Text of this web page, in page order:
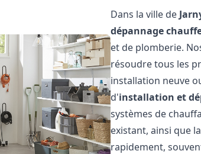
Dans la ville de
dépannage
et de plomberie.
résoudre tous les
installation neuve
d'installation et
systèmes de
existant, ainsi que
rapidement,